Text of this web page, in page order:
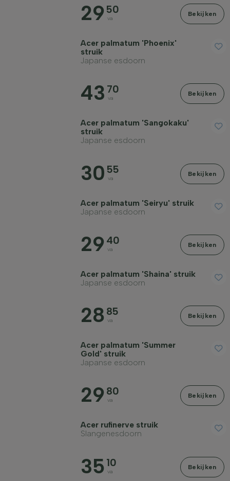
29 50
va
Bekijken
Acer palmatum 'Phoenix'
struik
Japanse esdoorn
43 70
va
Bekijken
Acer palmatum 'Sangokaku'
struik
Japanse esdoorn
30 55
va
Bekijken
Acer palmatum 'Seiryu' struik
Japanse esdoorn
29 40
va
Bekijken
Acer palmatum 'Shaina' struik
Japanse esdoorn
28 85
va
Bekijken
Acer palmatum 'Summer
Gold' struik
Japanse esdoorn
29 80
va
Bekijken
Acer rufinerve struik
Slangenesdoorn
35 10
va
Bekijken